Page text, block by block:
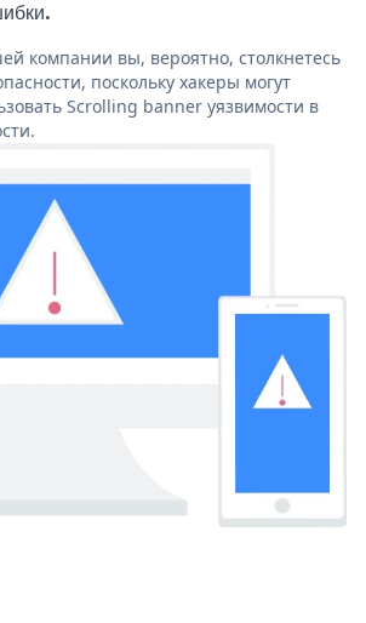
компании вы, вероятно, столкнетесь
поскольку хакеры могут
Scrolling banner уязвимости в